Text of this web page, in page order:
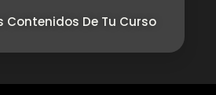
Contenidos De Tu Curso